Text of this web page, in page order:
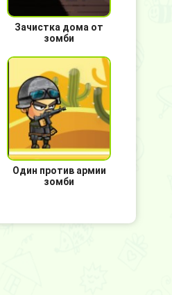
Зачистка дома от
зомби
Один против армии
зомби